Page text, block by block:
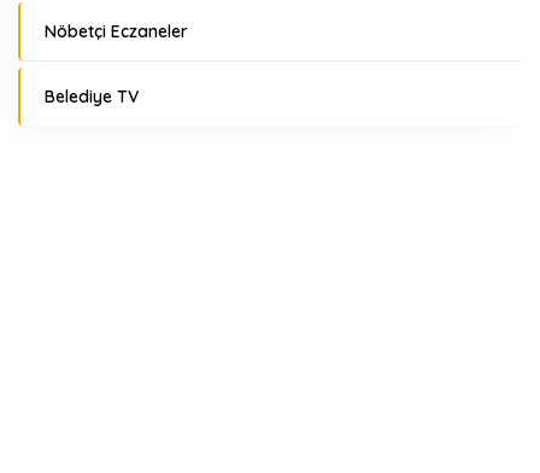
Nöbetçi Eczaneler
Belediye TV